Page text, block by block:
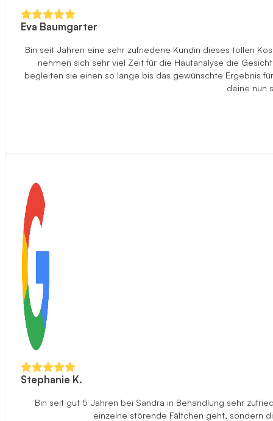
Eva Baumgarter
Bin seit Jahren eine sehr zufriedene Kundin dieses tollen
nehmen sich sehr viel Zeit für die Hautanalyse die
begleiten sie einen so lange bis das gewünschte Ergebnis
deine nun
Stephanie K.
Bin seit gut 5 Jahren bei Sandra in Behandlung sehr
einzelne störende Fältchen geht, sondern